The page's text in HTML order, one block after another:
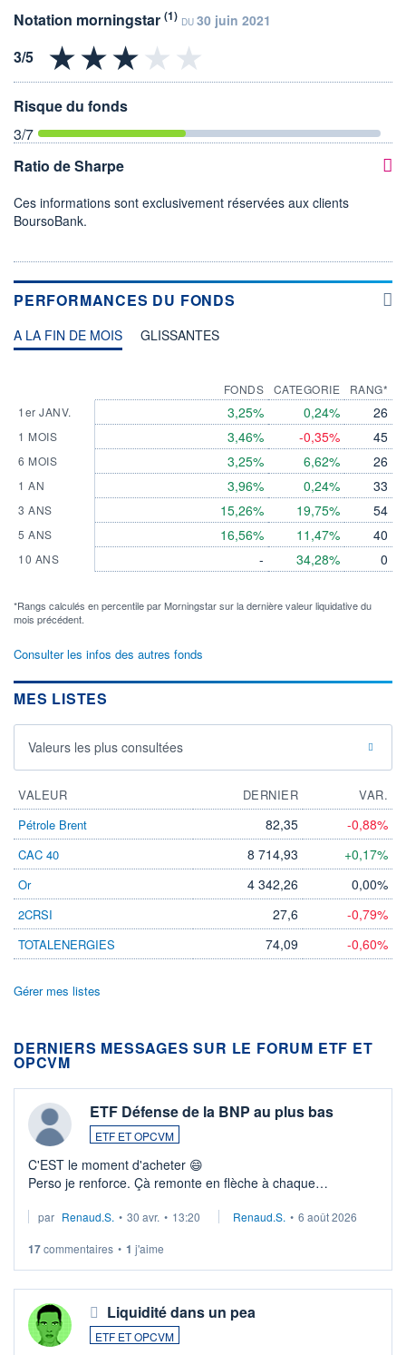
Notation morningstar (1) DU 30 juin 2021
Risque du fonds
3/7
Ratio de Sharpe
Ces informations sont exclusivement réservées aux clients
BoursoBank.
PERFORMANCES DU FONDS
A LA FIN DE MOIS GLISSANTES
1er JANV.
1 MOIS
6 MOIS
1 AN
3 ANS
5 ANS
10 ANS
FONDS
3,25%
3,46%
3,25%
3,96%
15,26%
16,56%
-
CATEGORIE
0,24%
-0,35%
6,62%
0,24%
19,75%
11,47%
34,28%
RANG*
26
45
26
33
54
40
0
*Rangs calculés en percentile par Morningstar sur la dernière valeur liquidative du
mois précédent.
Consulter les infos des autres fonds
MES LISTES
Valeurs les plus consultées
VALEUR DERNIER
VAR.
Pétrole Brent
82,35 -0,88%
CAC 40 8 714,93 +0,17%
Or 4 342,26 0,00%
2CRSI 27,6 -0,79%
TOTALENERGIES 74,09 -0,60%
Gérer mes listes
DERNIERS MESSAGES SUR LE FORUM ETF ET
OPCVM
ETF Défense de la BNP au plus bas
ETF ET OPCVM
C'EST le moment d'acheter 😄​
Perso je renforce. Çà remonte en flèche à chaque
Investissement long terme tip top pour sa retraite.
par Renaud.S. • 30 avr. • 13:20 Renaud.S. • 6 août 2026
17commentaires • 1 j'aime
Liquidité dans un pea
ETF ET OPCVM